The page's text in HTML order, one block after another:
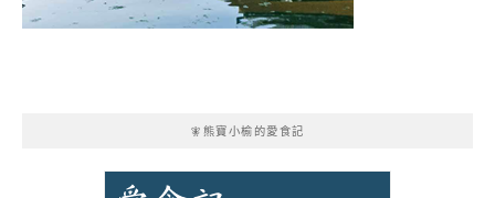
🧚熊寶小榆的愛食記